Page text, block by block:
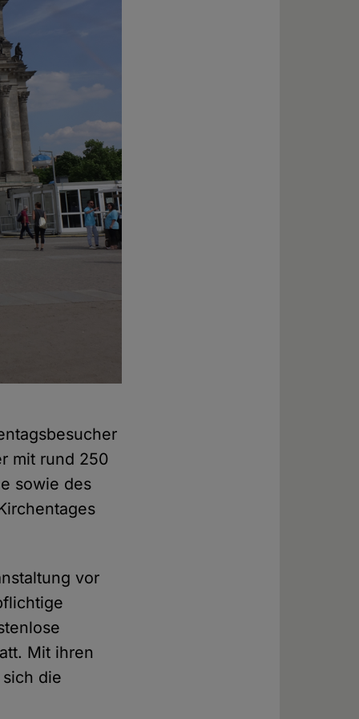
mit rund 250
sowie des
vor
Mit ihren
die